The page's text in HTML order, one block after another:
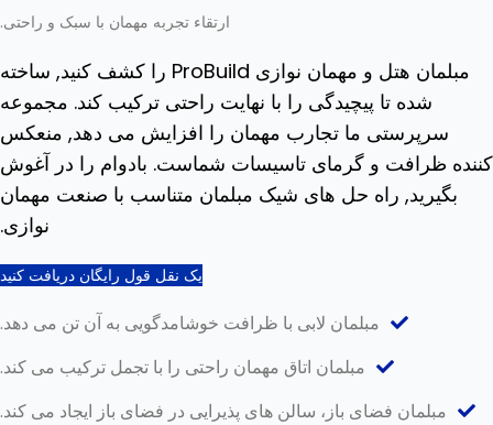
ارتقاء تجربه مهمان با سبک و راحتی.
مبلمان هتل و مهمان نوازی ProBuild را کشف کنید, ساخته
شده تا پیچیدگی را با نهایت راحتی ترکیب کند. مجموعه
سرپرستی ما تجارب مهمان را افزایش می دهد, منعکس
کننده ظرافت و گرمای تاسیسات شماست. بادوام را در آغوش
بگیرید, راه حل های شیک مبلمان متناسب با صنعت مهمان
نوازی.
یک نقل قول رایگان دریافت کنید
مبلمان لابی با ظرافت خوشامدگویی به آن تن می دهد.
مبلمان اتاق مهمان راحتی را با تجمل ترکیب می کند.
مبلمان فضای باز، سالن های پذیرایی در فضای باز ایجاد می کند.